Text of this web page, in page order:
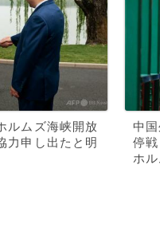
ルムズ海峡開放
力申し出たと明
中
停
ホ